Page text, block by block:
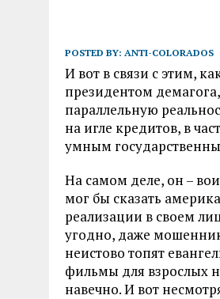
POSTED BY: ANTI-COLORADOS
И вот в связи с этим,
президентом
параллельную
на игле кредитов, в
умным
На самом деле, он –
мог бы сказать
реализации в своем
угодно, даже мошенник
неистово топят
фильмы для взрослых
навечно. И вот